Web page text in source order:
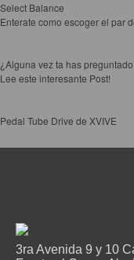
Sonido
Video y USB
Accesorios
Otros Instrumentos de
Mariachi
Select Balance
Enterate como escoger el par
¿Alguna vez ta has
Lee este interesante Post!
Pedal Tube Drive de XVIVE
3ra Avenida 9 y 10